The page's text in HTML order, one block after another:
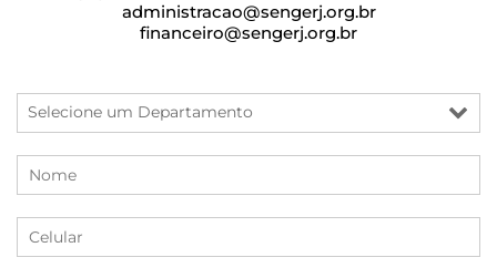
administracao@sengerj.org.br
financeiro@sengerj.org.br